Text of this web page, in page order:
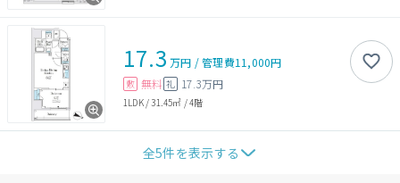
17.3 万円 /管理費11,000円
敷 無料 礼 17.3万円
1LDK/31.45㎡ /4階
全5件を表示する